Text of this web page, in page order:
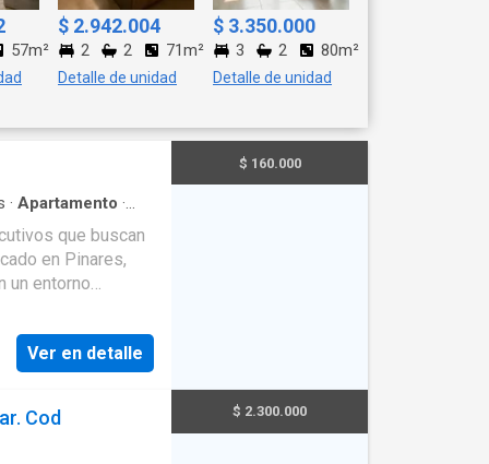
57m²
$ 2.942.004
2 2 71m²
Detalle de unidad
$ 3.350.000
3 2 80m²
Detalle de unidad
· Apartamento ·
·Wifi
que buscan
en Pinares,
un entorno
Ver en detalle
$ 160.000
Cod
$ 2.300.000